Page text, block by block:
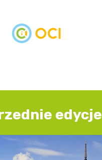
edycje